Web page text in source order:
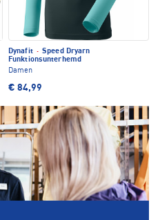
Dynafit · Speed Dryarn
Funktionsunterhemd
Damen
€ 84,99